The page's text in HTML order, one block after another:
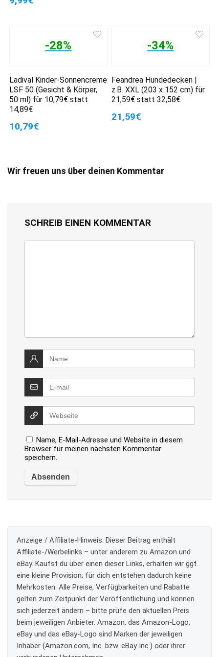
-28%
Ladival Kinder-Sonnencreme
LSF 50 (Gesicht & Körper,
50 ml) für 10,79€ statt
14,89€
10,79€
-34%
Feandrea Hundedecken |
z.B. XXL (203 x 152 cm) für
21,59€ statt 32,58€
21,59€
Wir freuen uns über deinen Kommentar
SCHREIB EINEN KOMMENTAR
Name, E-Mail-Adresse und Website in diesem
Browser für meinen nächsten Kommentar
speichern.
Anzeige / Affiliate-Hinweis: Dieser Beitrag enthält
Affiliate-/Werbelinks – unter anderem zu Amazon und
eBay. Kaufst du über einen dieser Links, erhalten wir ggf.
eine kleine Provision; für dich entstehen dadurch keine
Mehrkosten. Alle Preise, Verfügbarkeiten und Rabatte
gelten zum Zeitpunkt der Veröffentlichung und können
sich jederzeit ändern – bitte prüfe den aktuellen Preis
beim jeweiligen Anbieter. Amazon, das Amazon-Logo,
eBay und das eBay-Logo sind Marken der jeweiligen
Inhaber (Amazon.com, Inc. bzw. eBay Inc.) oder ihrer